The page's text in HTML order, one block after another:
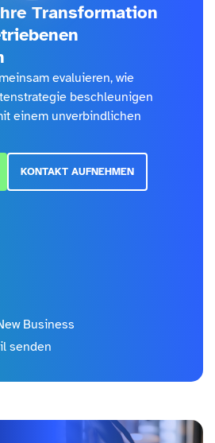
Transformation
evaluieren, wie
beschleunigen
einem unverbindlichen
KONTAKT AUFNEHMEN
Business
senden